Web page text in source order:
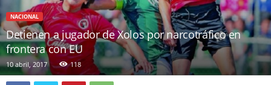
NACIONAL
Detienen a jugador de Xolos por narcotráfico en
frontera con EU
10 abril, 2017 118